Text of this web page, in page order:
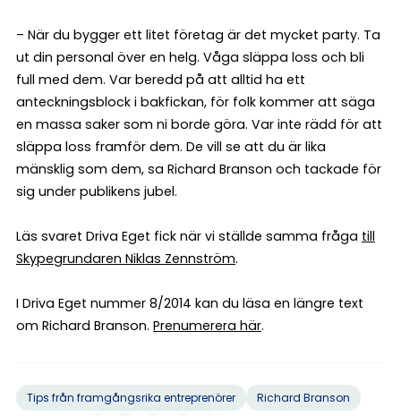
– När du bygger ett litet företag är det mycket party. Ta
ut din personal över en helg. Våga släppa loss och bli
full med dem. Var beredd på att alltid ha ett
anteckningsblock i bakfickan, för folk kommer att säga
en massa saker som ni borde göra. Var inte rädd för att
släppa loss framför dem. De vill se att du är lika
mänsklig som dem, sa Richard Branson och tackade för
sig under publikens jubel.
Läs svaret Driva Eget fick när vi ställde samma fråga till
Skypegrundaren Niklas Zennström.
I Driva Eget nummer 8/2014 kan du läsa en längre text
om Richard Branson. Prenumerera här.
Tips från framgångsrika entreprenörer
Richard Branson